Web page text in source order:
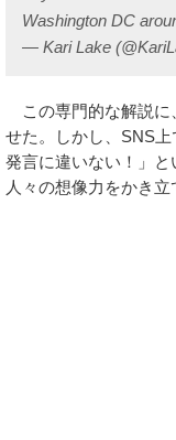
Washington DC
— Kari Lake
この専門的な解説に
せた。しかし、SNS
発言に違いない！」と
人々の想像力をかき立